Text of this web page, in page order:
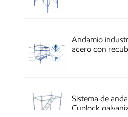
Andamio
acero con
Sistema de
Cuplock